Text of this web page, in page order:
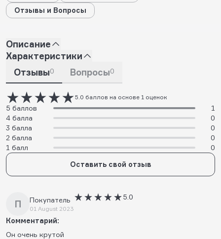
Отзывы и Вопросы
Описание
Характеристики
Отзывы0 Вопросы0
5.0 баллов на основе 1 оценок
5 баллов
1
4 балла
0
3 балла
0
2 балла
0
1 балл
0
Оставить свой отзыв
П Покупатель
01 August 2023
5.0
Комментарий:
Он очень крутой